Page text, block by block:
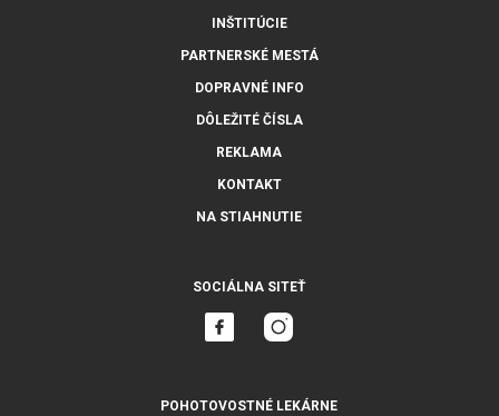
INŠTITÚCIE
PARTNERSKÉ MESTÁ
DOPRAVNÉ INFO
DÔLEŽITÉ ČÍSLA
REKLAMA
KONTAKT
NA STIAHNUTIE
SOCIÁLNA SITEŤ
POHOTOVOSTNÉ LEKÁRNE